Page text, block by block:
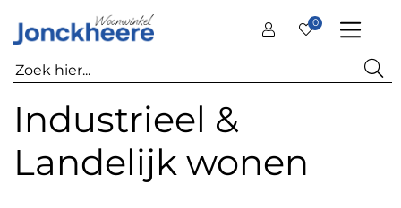
0
Industrieel &
Landelijk wonen